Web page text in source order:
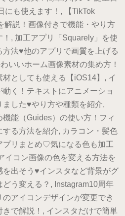
にも使えます！, 【TikTok
解説！画像付きで機能・やり方
, 加工アプリ「Squarely」を使
法♥他のアプリで画質を上げる
いいホーム画像素材の集め方！
としても使える【iOS14】, イ
く！テキストにアニメーショ
した♥やり方や種類を紹介,
機能（Guides）の使い方！フィ
る方法を紹介, カラコン・髪色
プリまとめ♡気になる色も加工
イコン画像の色を変える方法を
出そう♥インスタなど背景がグ
う変える？, Instagram10周年
アイコンデザインが変更でき
で解説！, インスタだけで簡単